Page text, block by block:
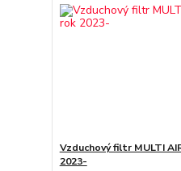
Vzduchový filtr MULTI
2023-